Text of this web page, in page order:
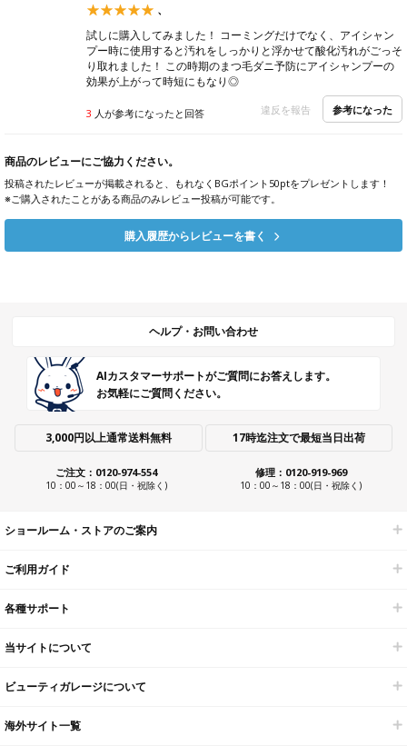
、
試しに購入してみました！ コーミングだけでなく、アイシャン
プー時に使用すると汚れをしっかりと浮かせて酸化汚れがごっそ
り取れました！ この時期のまつ毛ダニ予防にアイシャンプーの
効果が上がって時短にもなり◎
3 人が参考になったと回答 違反を報告 参考になった
商品のレビューにご協力ください。
投稿されたレビューが掲載されると、もれなくBGポイント50ptをプレゼントします！
※ご購入されたことがある商品のみレビュー投稿が可能です。
購入履歴からレビューを書く
ヘルプ・お問い合わせ
AIカスタマーサポートがご質問にお答えします。
お気軽にご質問ください。
3,000円以上通常送料無料 17時迄注文で最短当日出荷
ご注文：0120-974-554
10：00～18：00(日・祝除く)
修理：0120-919-969
10：00～18：00(日・祝除く)
ショールーム・ストアのご案内
ご利用ガイド
各種サポート
当サイトについて
ビューティガレージについて
海外サイト一覧